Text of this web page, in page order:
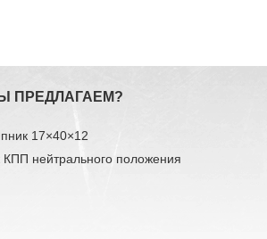
ПРЕДЛАГАЕМ?
17×40×12
КПП нейтрального положения